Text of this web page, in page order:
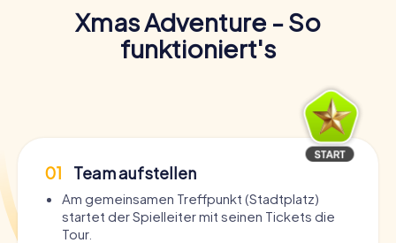
Xmas Adventure - So
funktioniert's
01 Team aufstellen
Am gemeinsamen Treffpunkt (Stadtplatz)
startet der Spielleiter mit seinen Tickets die
Tour.